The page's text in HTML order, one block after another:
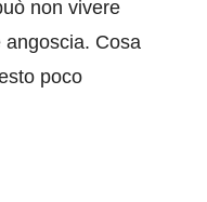
non vivere
Cosa
poco